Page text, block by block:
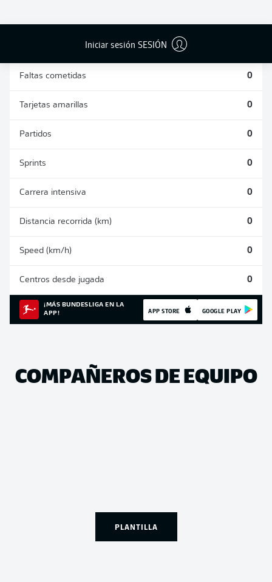
Iniciar sesión SESIÓN
Faltas cometidas 0
Tarjetas amarillas 0
Partidos 0
Sprints 0
Carrera intensiva 0
Distancia recorrida (km) 0
Speed (km/h) 0
Centros desde jugada 0
¡MÁS BUNDESLIGA EN LA
APP!
APP STORE GOOGLE PLAY
COMPAÑEROS DE EQUIPO
PLANTILLA